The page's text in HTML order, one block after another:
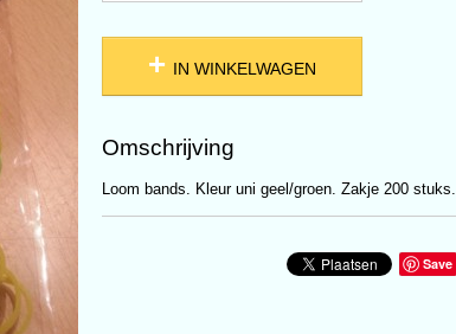
IN WINKELWAGEN
Omschrijving
Loom bands. Kleur uni geel/groen. Zakje 200 stuks.
Save